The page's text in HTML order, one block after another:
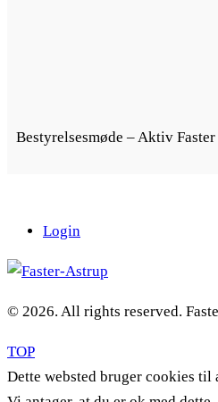
Bestyrelsesmøde – Aktiv Faster
Login
© 2026. All rights reserved.
TOP
Dette websted bruger cookies til